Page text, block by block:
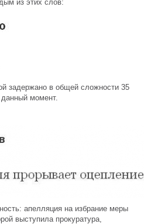
из этих слов:
задержано в общей сложности 35
момент.
апелляция на избрание меры
выступила прокуратура,